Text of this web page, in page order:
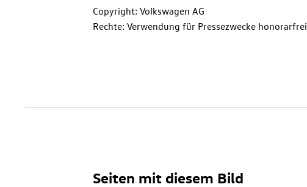
Copyright: Volkswagen AG
Rechte: Verwendung für Pressezwecke honorarfrei
Seiten mit diesem Bild